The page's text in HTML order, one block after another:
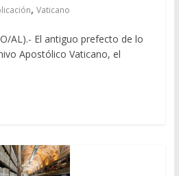
, Vaticano
AL).- El antiguo prefecto de lo
Apostólico Vaticano, el